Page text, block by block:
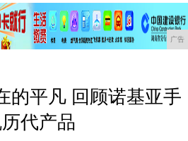
广告
的平凡 回顾诺基亚手
代产品